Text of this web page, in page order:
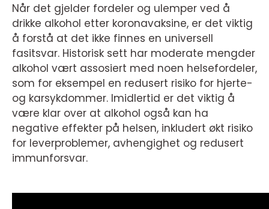
Når det gjelder fordeler og ulemper ved å
drikke alkohol etter koronavaksine, er det viktig
å forstå at det ikke finnes en universell
fasitsvar. Historisk sett har moderate mengder
alkohol vært assosiert med noen helsefordeler,
som for eksempel en redusert risiko for hjerte-
og karsykdommer. Imidlertid er det viktig å
være klar over at alkohol også kan ha
negative effekter på helsen, inkludert økt risiko
for leverproblemer, avhengighet og redusert
immunforsvar.